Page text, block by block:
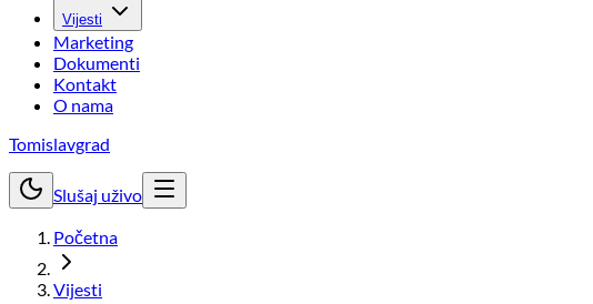
Vijesti
Marketing
Dokumenti
Kontakt
O nama
Tomislavgrad
Slušaj uživo
Početna
Vijesti